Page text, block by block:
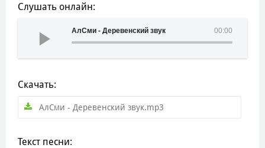
Слушать онлайн:
00:00
АлСми - Деревенский звук
Скачать:
АлСми - Деревенский звук.mp3
Текст песни: